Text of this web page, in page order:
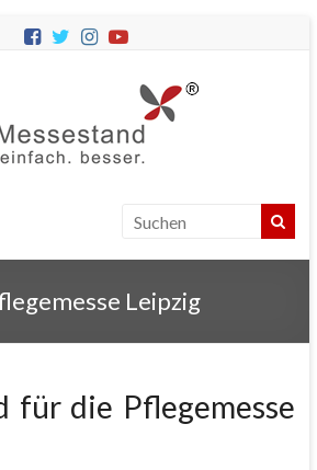
Messestände
für
Leipzig
für die Pflegemesse